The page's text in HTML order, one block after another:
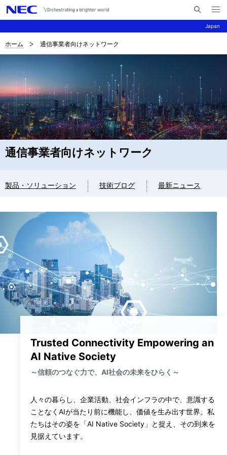
Japan
イ
メ
ニ
ュ
ナ
ビ
ゲ
ー
シ
ョ
ン
サ
イ
ト
内
の
現
在
ホーム 通信事業者向けネットワーク
通信事業者向けネットワーク
製品・ソリューション 技術ブログ 最新ニュース
Trusted Connectivity Empowering an
AI Native Society
～信頼のつなぐ力で、AI社会の未来をひらく～
人々の暮らし、企業活動、社会インフラの中で、意識する
ことなくAIが当たり前に機能し、価値を生み出す世界。私
たちはその姿を「AI Native Society」と捉え、その到来を
見据えています。